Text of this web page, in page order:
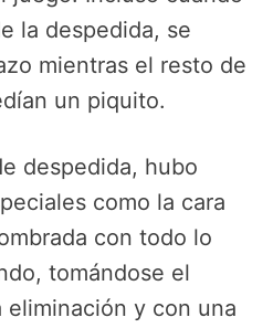
la despedida, se
mientras el resto de
un piquito.
despedida, hubo
como la cara
con todo lo
tomándose el
y con una